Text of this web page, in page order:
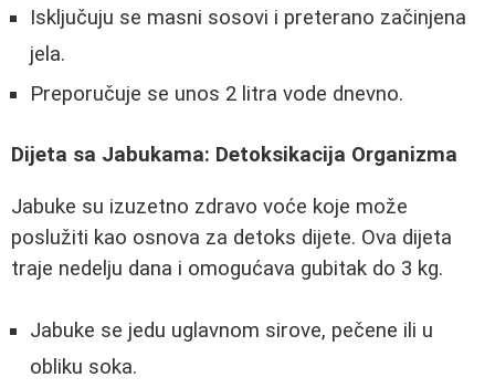
Isključuju se masni sosovi i preterano začinjena
jela.
Preporučuje se unos 2 litra vode dnevno.
Dijeta sa Jabukama: Detoksikacija Organizma
Jabuke su izuzetno zdravo voće koje može
poslužiti kao osnova za detoks dijete. Ova dijeta
traje nedelju dana i omogućava gubitak do 3 kg.
Jabuke se jedu uglavnom sirove, pečene ili u
obliku soka.